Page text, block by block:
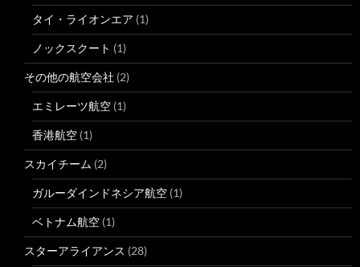
タイ・ライオンエア (1)
ノックスクート (1)
その他の航空会社 (2)
エミレーツ航空 (1)
香港航空 (1)
スカイチーム (2)
ガルーダインドネシア航空 (1)
ベトナム航空 (1)
スターアライアンス (28)